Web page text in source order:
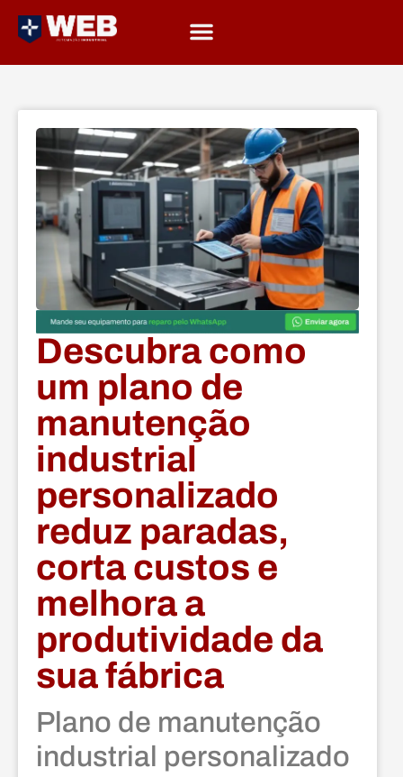
Descubra como
um plano de
manutenção
industrial
personalizado
reduz paradas,
corta custos e
melhora a
produtividade da
sua fábrica
Plano de manutenção
industrial personalizado